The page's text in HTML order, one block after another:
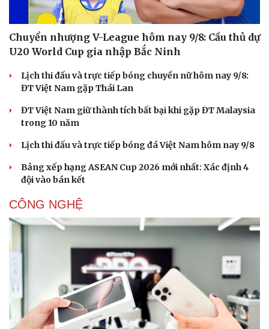
Tư vấn
Săn Tour
check-in
Câu chuyện thời sự
Đọc truyện đêm khuya
Cửa sổ tình yêu
Kể chuyện cho bé
Hạt giống tâm hồn
Chuyển nhượng V-League hôm nay 9/8: Cầu thủ dự
U20 World Cup gia nhập Bắc Ninh
Lịch thi đấu và trực tiếp bóng chuyền nữ hôm nay 9/8:
ĐT Việt Nam gặp Thái Lan
ĐT Việt Nam giữ thành tích bất bại khi gặp ĐT Malaysia
trong 10 năm
Lịch thi đấu và trực tiếp bóng đá Việt Nam hôm nay 9/8
Bảng xếp hạng ASEAN Cup 2026 mới nhất: Xác định 4
đội vào bán kết
CÔNG NGHỆ